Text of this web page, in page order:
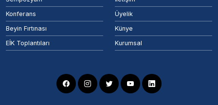
Konferans
Beyin Fırtınası
EİK Toplantıları
Üyelik
Künye
Kurumsal